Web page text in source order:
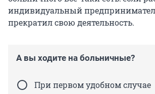
индивидуальный
прекратил свою деятельность.
А вы ходите на больничные?
При первом удобном случае